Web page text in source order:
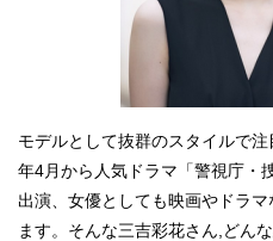
モデルとして抜群のスタイルで
年4月から人気ドラマ「警視庁・
出演、女優としても映画やドラ
ます。そんな三吉彩花さん,どん